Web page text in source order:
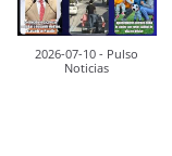
2026-07-10 - Pulso
Noticias